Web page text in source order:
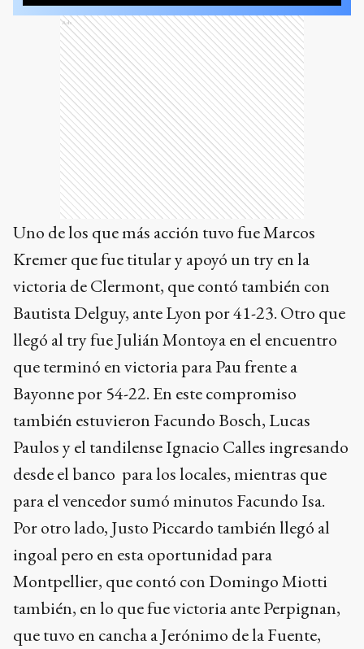
Ads
Uno de los que más acción tuvo fue Marcos
Kremer que fue titular y apoyó un try en la
victoria de Clermont, que contó también con
Bautista Delguy, ante Lyon por 41-23. Otro que
llegó al try fue Julián Montoya en el encuentro
que terminó en victoria para Pau frente a
Bayonne por 54-22. En este compromiso
también estuvieron Facundo Bosch, Lucas
Paulos y el tandilense Ignacio Calles ingresando
desde el banco para los locales, mientras que
para el vencedor sumó minutos Facundo Isa.
Por otro lado, Justo Piccardo también llegó al
ingoal pero en esta oportunidad para
Montpellier, que contó con Domingo Miotti
también, en lo que fue victoria ante Perpignan,
que tuvo en cancha a Jerónimo de la Fuente,